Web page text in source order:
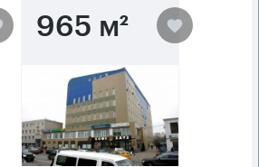
965 м²